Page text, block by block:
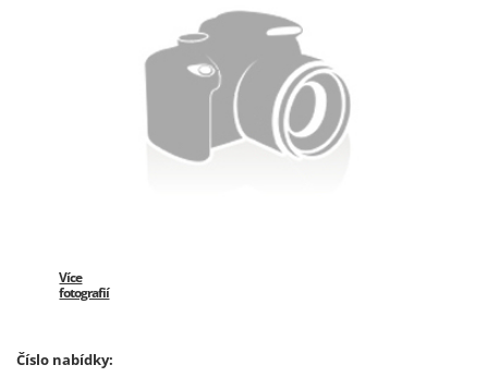
Více
fotografií
Číslo nabídky: